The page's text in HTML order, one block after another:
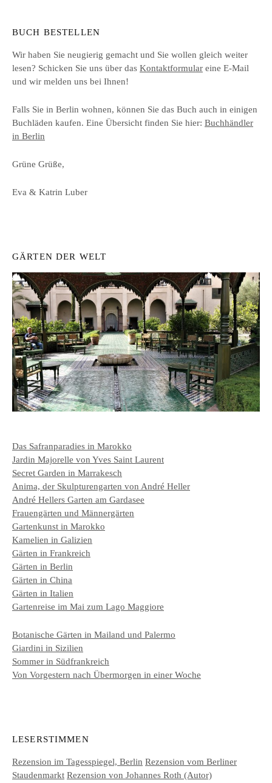
BUCH BESTELLEN
Wir haben Sie neugierig gemacht und Sie wollen gleich weiter
lesen? Schicken Sie uns über das Kontaktformular eine E-Mail
und wir melden uns bei Ihnen!
Falls Sie in Berlin wohnen, können Sie das Buch auch in einigen
Buchläden kaufen. Eine Übersicht finden Sie hier: Buchhändler
in Berlin
Grüne Grüße,
Eva & Katrin Luber
GÄRTEN DER WELT
Das Safranparadies in Marokko
Jardin Majorelle von Yves Saint Laurent
Secret Garden in Marrakesch
Anima, der Skulpturengarten von André Heller
André Hellers Garten am Gardasee
Frauengärten und Männergärten
Gartenkunst in Marokko
Kamelien in Galizien
Gärten in Frankreich
Gärten in Berlin
Gärten in China
Gärten in Italien
Gartenreise im Mai zum Lago Maggiore
Botanische Gärten in Mailand und Palermo
Giardini in Sizilien
Sommer in Südfrankreich
Von Vorgestern nach Übermorgen in einer Woche
LESERSTIMMEN
Rezension im Tagesspiegel, Berlin Rezension vom Berliner
Staudenmarkt Rezension von Johannes Roth (Autor)